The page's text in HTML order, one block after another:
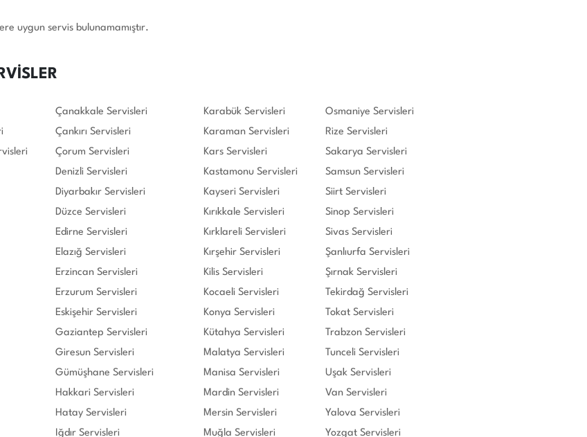
uygun servis bulunamamıştır.
Çanakkale Servisleri
Çankırı Servisleri
Çorum Servisleri
Denizli Servisleri
Diyarbakır Servisleri
Düzce Servisleri
Edirne Servisleri
Elazığ Servisleri
Erzincan Servisleri
Erzurum Servisleri
Eskişehir Servisleri
Gaziantep Servisleri
Giresun Servisleri
Gümüşhane Servisleri
Hakkari Servisleri
Hatay Servisleri
Iğdır Servisleri
Karabük Servisleri
Karaman Servisleri
Kars Servisleri
Kastamonu Servisleri
Kayseri Servisleri
Kırıkkale Servisleri
Kırklareli Servisleri
Kırşehir Servisleri
Kilis Servisleri
Kocaeli Servisleri
Konya Servisleri
Kütahya Servisleri
Malatya Servisleri
Manisa Servisleri
Mardin Servisleri
Mersin Servisleri
Muğla Servisleri
Osmaniye Servisleri
Rize Servisleri
Sakarya Servisleri
Samsun Servisleri
Siirt Servisleri
Sinop Servisleri
Sivas Servisleri
Şanlıurfa Servisleri
Şırnak Servisleri
Tekirdağ Servisleri
Tokat Servisleri
Trabzon Servisleri
Tunceli Servisleri
Uşak Servisleri
Van Servisleri
Yalova Servisleri
Yozgat Servisleri